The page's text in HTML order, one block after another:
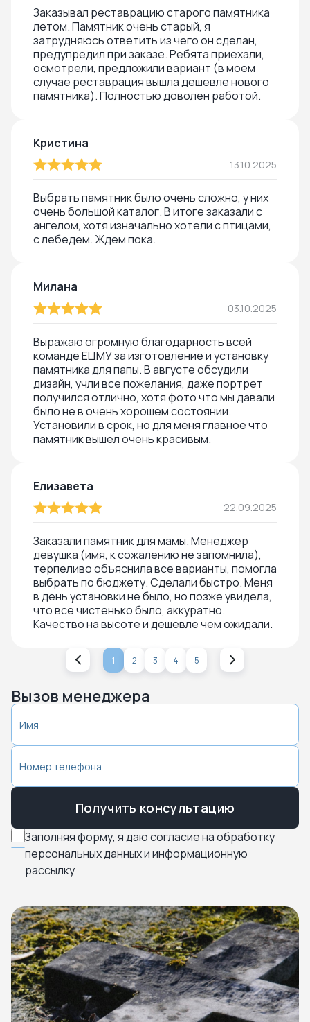
Заказывал реставрацию старого памятника
летом. Памятник очень старый, я
затрудняюсь ответить из чего он сделан,
предупредил при заказе. Ребята приехали,
осмотрели, предложили вариант (в моем
случае реставрация вышла дешевле нового
памятника). Полностью доволен работой.
Кристина
13.10.2025
Выбрать памятник было очень сложно, у них
очень большой каталог. В итоге заказали с
ангелом, хотя изначально хотели с птицами,
с лебедем. Ждем пока.
Милана
03.10.2025
Выражаю огромную благодарность всей
команде ЕЦМУ за изготовление и установку
памятника для папы. В августе обсудили
дизайн, учли все пожелания, даже портрет
получился отлично, хотя фото что мы давали
было не в очень хорошем состоянии.
Установили в срок, но для меня главное что
памятник вышел очень красивым.
Елизавета
22.09.2025
Заказали памятник для мамы. Менеджер
девушка (имя, к сожалению не запомнила),
терпеливо объяснила все варианты, помогла
выбрать по бюджету. Сделали быстро. Меня
в день установки не было, но позже увидела,
что все чистенько было, аккуратно.
Качество на высоте и дешевле чем ожидали.
1 2 3 4 5
Вызов менеджера
Заполняя форму, я даю согласие на обработку
персональных данных и информационную
рассылку
Получить консультацию